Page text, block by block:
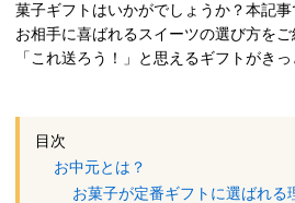
菓子ギフトはいかがでしょうか？本記事
お相手に喜ばれるスイーツの選び方を
「これ送ろう！」と思えるギフトがきっ
目次
お中元とは？
お菓子が定番ギフトに選ばれる